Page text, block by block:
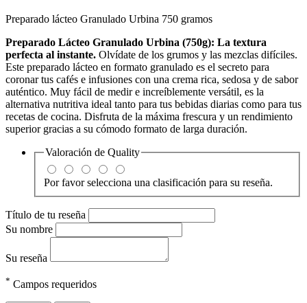
Preparado lácteo Granulado Urbina 750 gramos
Preparado Lácteo Granulado Urbina (750g): La textura
perfecta al instante. Olvídate de los grumos y las mezclas difíciles.
Este preparado lácteo en formato granulado es el secreto para
coronar tus cafés e infusiones con una crema rica, sedosa y de sabor
auténtico. Muy fácil de medir e increíblemente versátil, es la
alternativa nutritiva ideal tanto para tus bebidas diarias como para tus
recetas de cocina. Disfruta de la máxima frescura y un rendimiento
superior gracias a su cómodo formato de larga duración.
Valoración de Quality
Por favor selecciona una clasificación para su reseña.
Título de tu reseña
Su nombre
Su reseña
* Campos requeridos